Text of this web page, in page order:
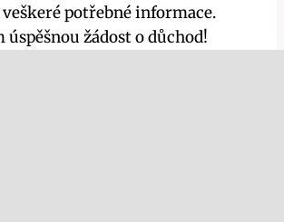
potřebné informace.
úspěšnou žádost o důchod!